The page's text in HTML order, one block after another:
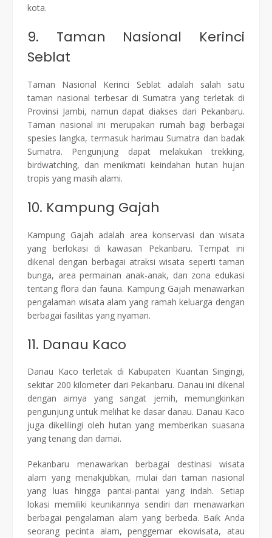
kota.
9. Taman Nasional Kerinci
Seblat
Taman Nasional Kerinci Seblat adalah salah satu
taman nasional terbesar di Sumatra yang terletak di
Provinsi Jambi, namun dapat diakses dari Pekanbaru.
Taman nasional ini merupakan rumah bagi berbagai
spesies langka, termasuk harimau Sumatra dan badak
Sumatra. Pengunjung dapat melakukan trekking,
birdwatching, dan menikmati keindahan hutan hujan
tropis yang masih alami.
10. Kampung Gajah
Kampung Gajah adalah area konservasi dan wisata
yang berlokasi di kawasan Pekanbaru. Tempat ini
dikenal dengan berbagai atraksi wisata seperti taman
bunga, area permainan anak-anak, dan zona edukasi
tentang flora dan fauna. Kampung Gajah menawarkan
pengalaman wisata alam yang ramah keluarga dengan
berbagai fasilitas yang nyaman.
11. Danau Kaco
Danau Kaco terletak di Kabupaten Kuantan Singingi,
sekitar 200 kilometer dari Pekanbaru. Danau ini dikenal
dengan airnya yang sangat jernih, memungkinkan
pengunjung untuk melihat ke dasar danau. Danau Kaco
juga dikelilingi oleh hutan yang memberikan suasana
yang tenang dan damai.
Pekanbaru menawarkan berbagai destinasi wisata
alam yang menakjubkan, mulai dari taman nasional
yang luas hingga pantai-pantai yang indah. Setiap
lokasi memiliki keunikannya sendiri dan menawarkan
berbagai pengalaman alam yang berbeda. Baik Anda
seorang pecinta alam, penggemar ekowisata, atau